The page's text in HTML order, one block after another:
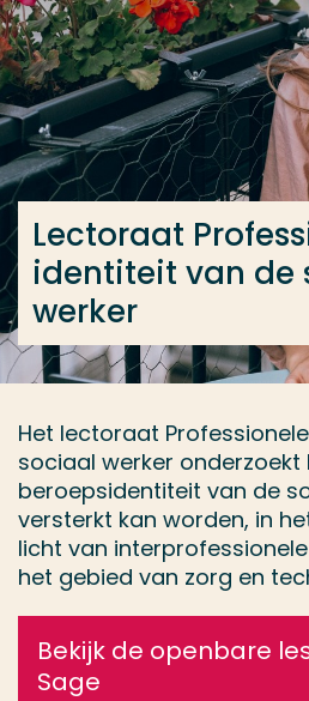
Ga direct naar de content
... > Lectoraat
Lectoraat
identiteit van de
werker
Het lectoraat
sociaal werker onderzoekt
beroepsidentiteit van de
versterkt kan worden, in
licht van
het gebied van zorg en
Bekijk de openbare
Sage
Veel gezocht
Opleiding
Contact